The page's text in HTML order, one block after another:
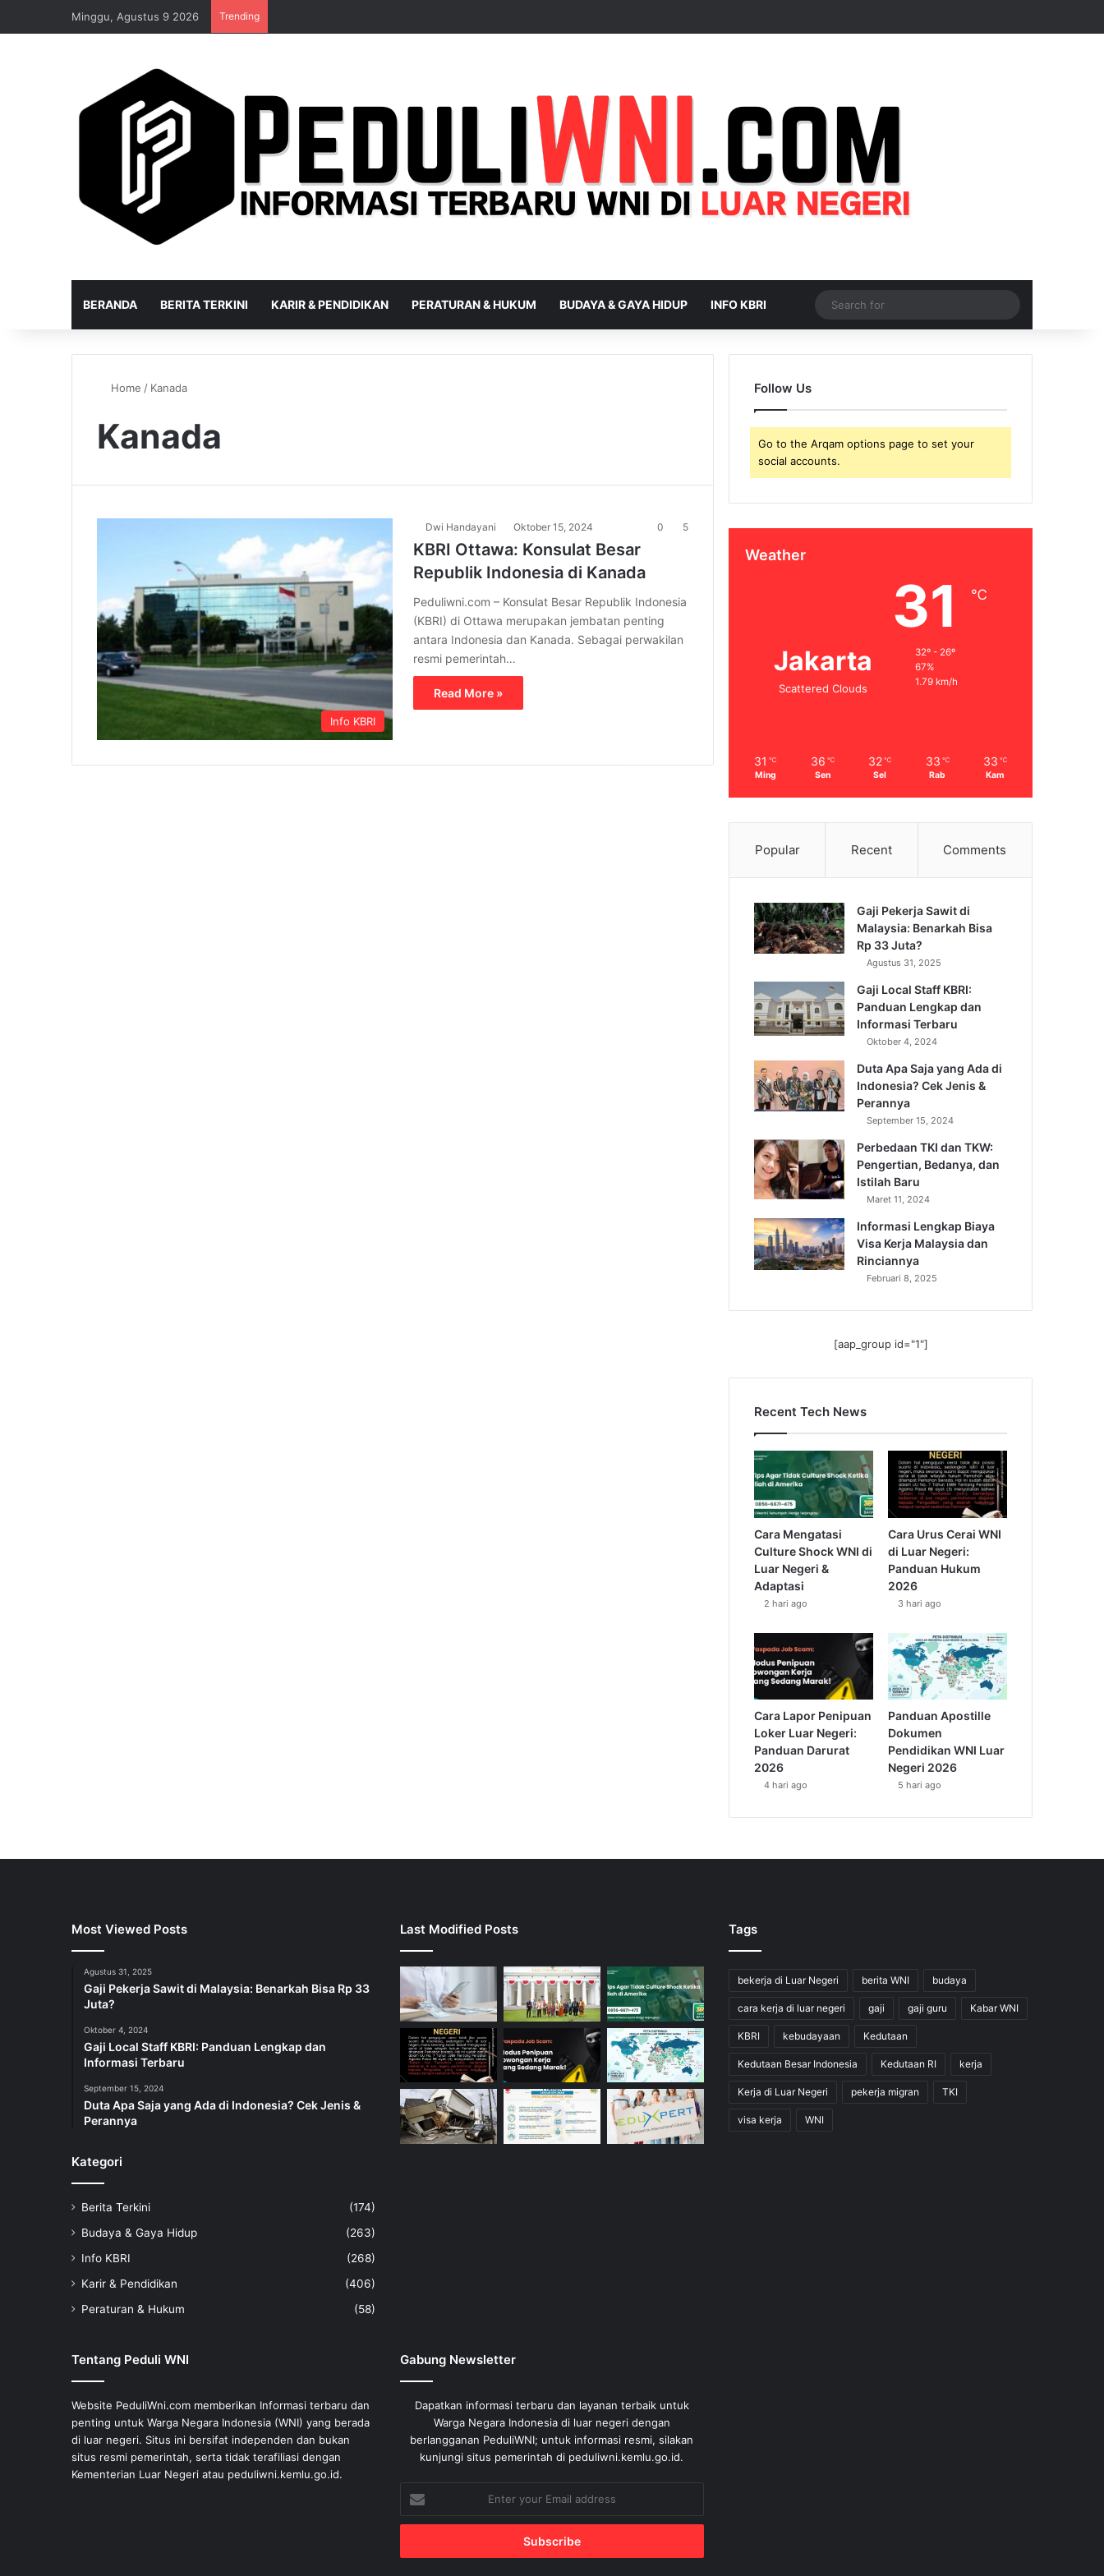
Minggu, Agustus 9 2026 Trending
BERANDA BERITA TERKINI KARIR & PENDIDIKAN PERATURAN & HUKUM BUDAYA & GAYA HIDUP INFO KBRI
for
Home / Kanada
Kanada
Info KBRI
Dwi Handayani Oktober 15, 2024 0 5
KBRI Ottawa: Konsulat Besar
Republik Indonesia di Kanada
Peduliwni.com – Konsulat Besar Republik Indonesia
(KBRI) di Ottawa merupakan jembatan penting
antara Indonesia dan Kanada. Sebagai perwakilan
resmi pemerintah…
Read More »
Follow Us
Go to the Arqam options page to set your
social accounts.
Weather
Jakarta
Scattered Clouds
31 ℃
32º - 26º
67%
1.79 km/h
31 ℃
Ming
36 ℃
Sen
32 ℃
Sel
33 ℃
Rab
33 ℃
Kam
Popular Recent Comments
Gaji Pekerja Sawit di
Malaysia: Benarkah Bisa
Rp 33 Juta?
Agustus 31, 2025
Gaji Local Staff KBRI:
Panduan Lengkap dan
Informasi Terbaru
Oktober 4, 2024
Duta Apa Saja yang Ada di
Indonesia? Cek Jenis &
Perannya
September 15, 2024
Perbedaan TKI dan TKW:
Pengertian, Bedanya, dan
Istilah Baru
Maret 11, 2024
Informasi Lengkap Biaya
Visa Kerja Malaysia dan
Rinciannya
Februari 8, 2025
[aap_group id="1"]
Recent Tech News
Cara Mengatasi
Culture Shock WNI di
Luar Negeri &
Adaptasi
2 hari ago
Cara Urus Cerai WNI
di Luar Negeri:
Panduan Hukum
2026
3 hari ago
Cara Lapor Penipuan
Loker Luar Negeri:
Panduan Darurat
2026
4 hari ago
Panduan Apostille
Dokumen
Pendidikan WNI Luar
Negeri 2026
5 hari ago
Most Viewed Posts
Agustus 31, 2025
Gaji Pekerja Sawit di Malaysia: Benarkah Bisa Rp 33
Juta?
Oktober 4, 2024
Gaji Local Staff KBRI: Panduan Lengkap dan
Informasi Terbaru
September 15, 2024
Duta Apa Saja yang Ada di Indonesia? Cek Jenis &
Perannya
Kategori
Berita Terkini
(174)
Budaya & Gaya Hidup
(263)
Info KBRI
(268)
Karir & Pendidikan
(406)
Peraturan & Hukum
(58)
Last Modified Posts Tags
bekerja di Luar Negeri berita WNI budaya
cara kerja di luar negeri gaji gaji guru Kabar WNI
KBRI kebudayaan Kedutaan
Kedutaan Besar Indonesia Kedutaan RI kerja
Kerja di Luar Negeri pekerja migran TKI
visa kerja WNI
Tentang Peduli WNI
Website PeduliWni.com memberikan Informasi terbaru dan
penting untuk Warga Negara Indonesia (WNI) yang berada
di luar negeri. Situs ini bersifat independen dan bukan
situs resmi pemerintah, serta tidak terafiliasi dengan
Kementerian Luar Negeri atau peduliwni.kemlu.go.id.
Gabung Newsletter
Dapatkan informasi terbaru dan layanan terbaik untuk
Warga Negara Indonesia di luar negeri dengan
berlangganan PeduliWNI; untuk informasi resmi, silakan
kunjungi situs pemerintah di peduliwni.kemlu.go.id.
Enter
your
Email